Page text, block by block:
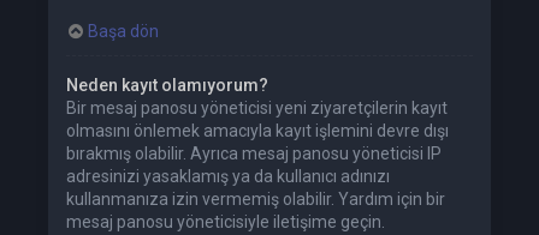
Başa dön
Neden kayıt olamıyorum?
Bir mesaj panosu yöneticisi yeni ziyaretçilerin kayıt
olmasını önlemek amacıyla kayıt işlemini devre dışı
bırakmış olabilir. Ayrıca mesaj panosu yöneticisi IP
adresinizi yasaklamış ya da kullanıcı adınızı
kullanmanıza izin vermemiş olabilir. Yardım için bir
mesaj panosu yöneticisiyle iletişime geçin.